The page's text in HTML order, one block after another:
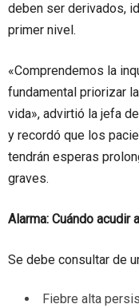
deben ser derivados,
primer nivel.
«Comprendemos la
fundamental priorizar
vida», advirtió la jefa
y recordó que los
tendrán esperas
graves.
Alarma: Cuándo acudir
Se debe consultar de
Fiebre alta